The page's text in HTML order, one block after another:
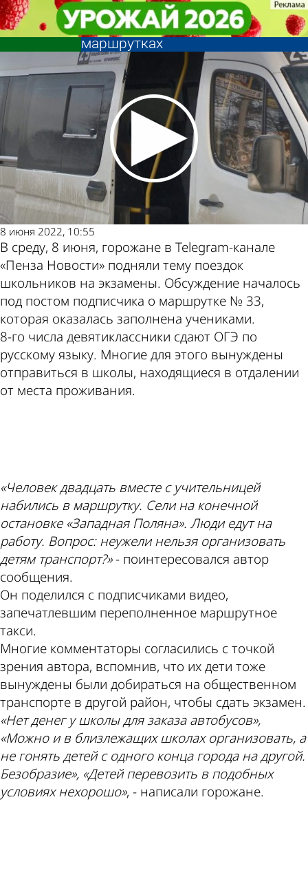
Пензенцы высказались о
набитых школьниками
маршрутках
Глас народа
8 июня 2022, 10:55
В среду, 8 июня, горожане в Telegram-канале
«Пенза Новости» подняли тему поездок
школьников на экзамены. Обсуждение началось
под постом подписчика о маршрутке № 33,
которая оказалась заполнена учениками.
8-го числа девятиклассники сдают ОГЭ по
русскому языку. Многие для этого вынуждены
отправиться в школы, находящиеся в отдалении
от места проживания.
«Человек двадцать вместе с учительницей
набились в маршрутку. Сели на конечной
остановке «Западная Поляна». Люди едут на
работу. Вопрос: неужели нельзя организовать
детям транспорт?»- поинтересовался автор
сообщения.
Он поделился с подписчиками видео,
запечатлевшим переполненное маршрутное
такси.
Многие комментаторы согласились с точкой
зрения автора, вспомнив, что их дети тоже
вынуждены были добираться на общественном
транспорте в другой район, чтобы сдать экзамен.
«Нет денег у школы для заказа автобусов»,
«Можно и в близлежащих школах организовать, а
не гонять детей с одного конца города на другой.
Безобразие», «Детей перевозить в подобных
условиях нехорошо», - написали горожане.
Пензенцы высказались о
набитых школьниками
маршрутках
Глас народа
Другие новости
по теме
Погода и курсы
валют в Пензе